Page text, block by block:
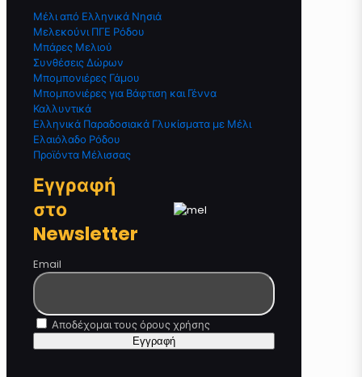
Μέλι από Ελληνικά Νησιά
Μελεκούνι ΠΓΕ Ρόδου
Μπάρες Μελιού
Συνθέσεις Δώρων
Μπομπονιέρες Γάμου
Μπομπονιέρες για Βάφτιση και Γέννα
Καλλυντικά
Ελληνικά Παραδοσιακά Γλυκίσματα με Μέλι
Ελαιόλαδο Ρόδου
Προϊόντα Μέλισσας
Εγγραφή
στο
Newsletter
Email
Αποδέχομαι τους όρους χρήσης